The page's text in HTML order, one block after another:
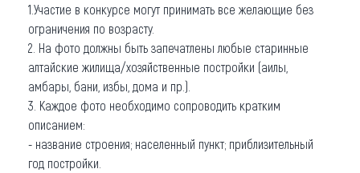
1.Участие в конкурсе могут принимать все желающие без
ограничения по возрасту.
2. На фото должны быть запечатлены любые старинные
алтайские жилища/хозяйственные постройки (аилы,
амбары, бани, избы, дома и пр.).
3. Каждое фото необходимо сопроводить кратким
описанием:
- название строения; населенный пункт; приблизительный
год постройки.